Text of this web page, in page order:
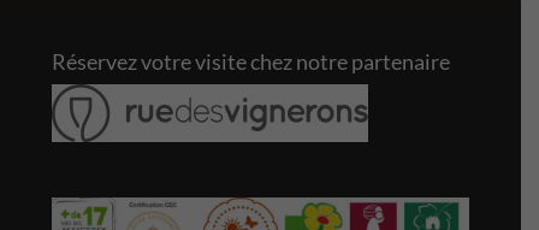
Réservez votre visite chez notre partenaire